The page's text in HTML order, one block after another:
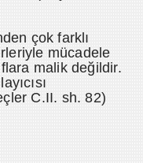
çok farklı
mücadele
malik değildir.
C.II. sh. 82)